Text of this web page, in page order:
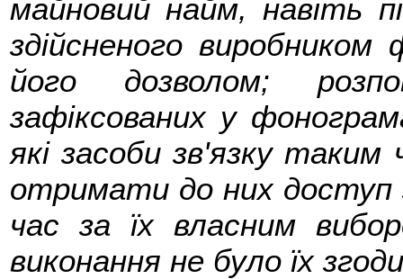
майновий найм, навіть
здійсненого
його дозволом;
зафіксованих у
які засоби зв'язку
отримати до них доступ
час за їх власним
виконання не було їх